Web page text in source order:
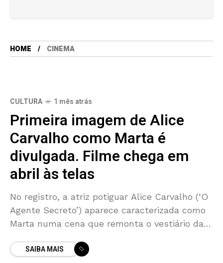
HOME CINEMA
CULTURA 1 mês atrás
Primeira imagem de Alice
Carvalho como Marta é
divulgada. Filme chega em
abril às telas
No registro, a atriz potiguar Alice Carvalho (‘O
Agente Secreto’) aparece caracterizada como
Marta numa cena que remonta o vestiário da
Pan-Americanos de 2007,
SAIBA MAIS